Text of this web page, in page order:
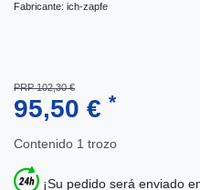
Fabricante: ich-zapfe
PRP 102,30 €
95,50 € *
Contenido 1 trozo
¡Su pedido será enviado